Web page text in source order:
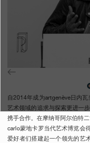
FRANÇAIS
自2014年成为artgenève日内
艺术领域的追求与探索更进一
携手合作。在摩纳哥阿尔伯特
carlo蒙地卡罗当代艺术博览会
爱好者们搭建起一个领先的艺